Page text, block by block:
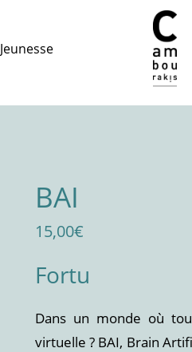
Jeunesse
BAI
15,00€
Fortu
Dans un monde où
virtuelle ? BAI, Brain